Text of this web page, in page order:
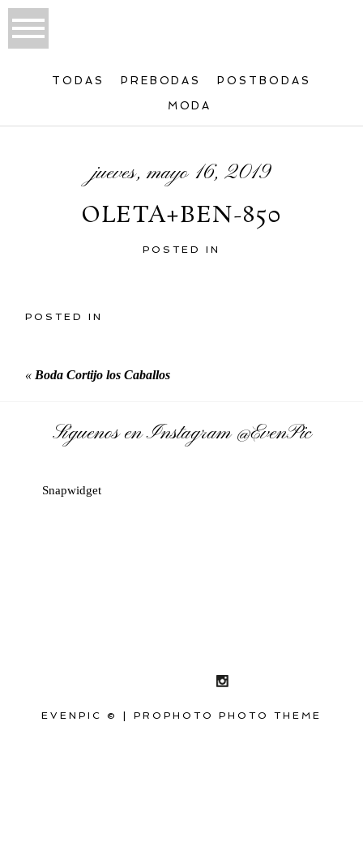
TODAS PREBODAS POSTBODAS
MODA
jueves, mayo 16, 2019
OLETA+BEN-850
POSTED IN
POSTED IN
« Boda Cortijo los Caballos
Síguenos en Instagram@EvenPic
Snapwidget
EVENPIC © PROPHOTO PHOTO THEME